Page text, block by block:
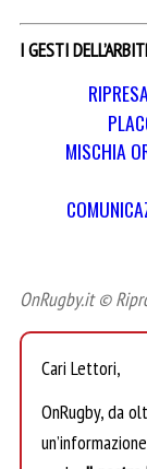
I GESTI
MISCHIA
OnRugby.it ©
Cari Lettori,
OnRugby, da